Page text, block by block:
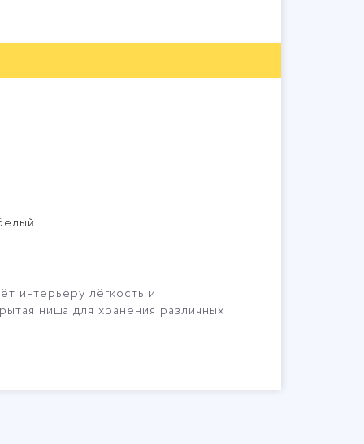
интерьеру лёгкость и
ниша для хранения различных